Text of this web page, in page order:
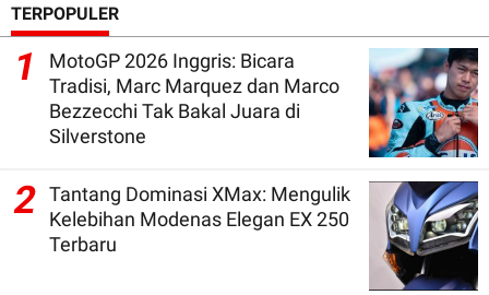
TERPOPULER
1
MotoGP 2026 Inggris: Bicara
Tradisi, Marc Marquez dan Marco
Bezzecchi Tak Bakal Juara di
Silverstone
2 Tantang Dominasi XMax: Mengulik
Kelebihan Modenas Elegan EX 250
Terbaru